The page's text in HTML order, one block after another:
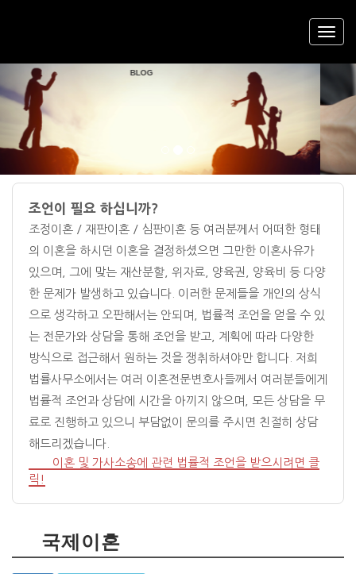
Previous
조언이 필요 하십니까?
조정이혼 / 재판이혼 / 심판이혼 등 여러분께서 어떠한 형태
의 이혼을 하시던 이혼을 결정하셨으면 그만한 이혼사유가
있으며, 그에 맞는 재산분할, 위자료, 양육권, 양육비 등 다양
한 문제가 발생하고 있습니다. 이러한 문제들을 개인의 상식
으로 생각하고 오판해서는 안되며, 법률적 조언을 얻을 수 있
는 전문가와 상담을 통해 조언을 받고, 계획에 따라 다양한
방식으로 접근해서 원하는 것을 쟁취하셔야만 합니다. 저희
법률사무소에서는 여러 이혼전문변호사들께서 여러분들에게
법률적 조언과 상담에 시간을 아끼지 않으며, 모든 상담을 무
료로 진행하고 있으니 부담없이 문의를 주시면 친절히 상담
해드리겠습니다.
이혼 및 가사소송에 관련 법률적 조언을 받으시려면 클
릭!
국제이혼